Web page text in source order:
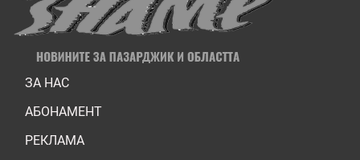
ЗА НАС
АБОНАМЕНТ
РЕКЛАМА